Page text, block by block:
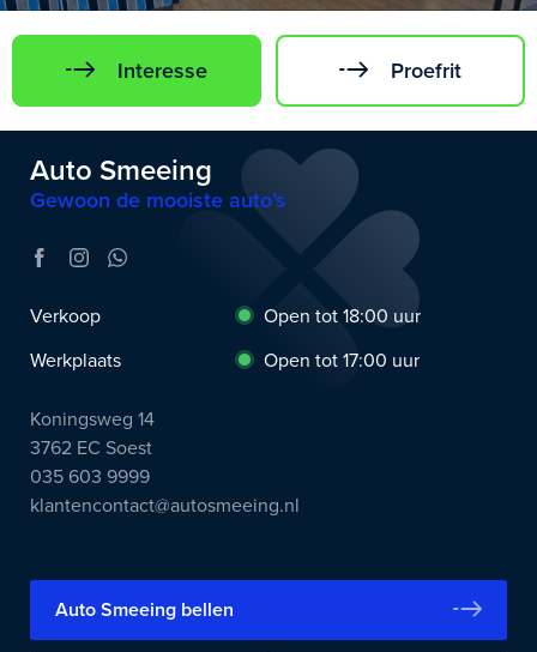
Interesse Proefrit
Auto Smeeing
Gewoon de mooiste auto’s
Verkoop
Open tot 18:00 uur
Werkplaats
Open tot 17:00 uur
Koningsweg 14
3762 EC Soest
035 603 9999
klantencontact@autosmeeing.nl
Auto Smeeing bellen